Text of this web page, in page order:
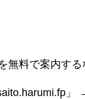
無料で案内す